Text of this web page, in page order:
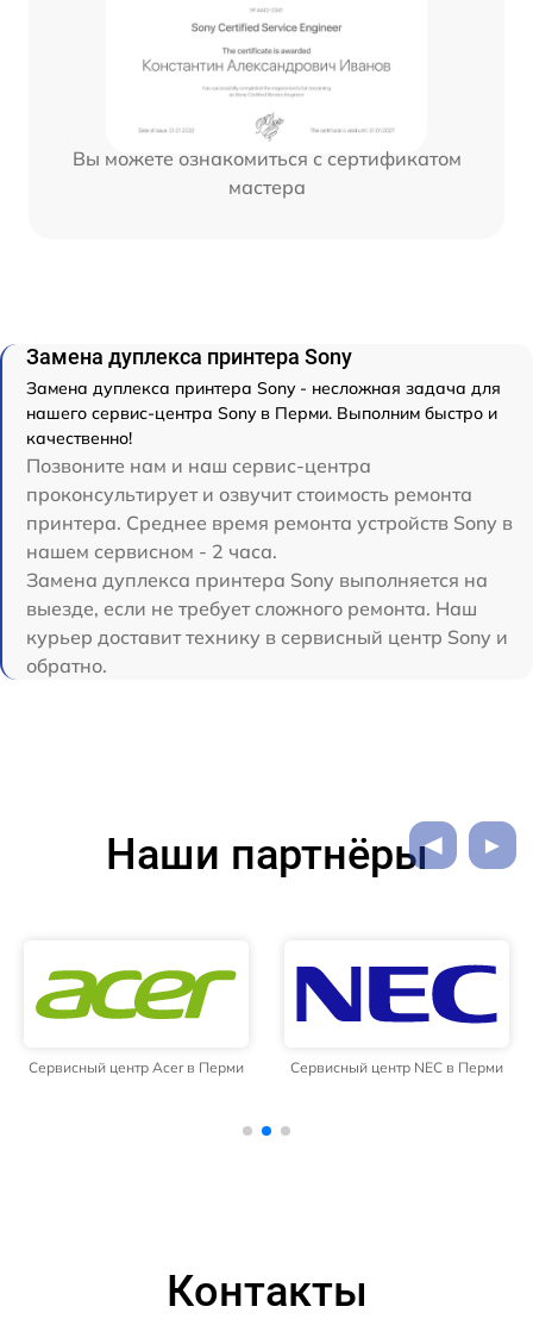
Вы можете ознакомиться с сертификатом
мастера
Замена дуплекса принтера Sony
Замена дуплекса принтера Sony - несложная задача для
нашего сервис-центра Sony в Перми. Выполним быстро и
качественно!
Позвоните нам и наш сервис-центра
проконсультирует и озвучит стоимость ремонта
принтера. Среднее время ремонта устройств Sony в
нашем сервисном - 2 часа.
Замена дуплекса принтера Sony выполняется на
выезде, если не требует сложного ремонта. Наш
курьер доставит технику в сервисный центр Sony и
обратно.
Наши партнёры
Сервисный центр Acer в Перми Сервисный центр NEC в Перми
Контакты